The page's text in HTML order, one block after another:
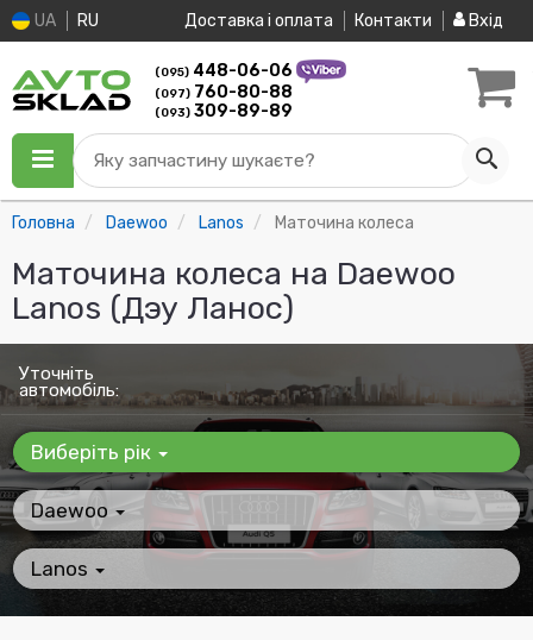
UA RU Доставка і оплата Контакти Вхід
(095) 448-06-06
(097) 760-80-88
(093) 309-89-89
Яку запчастину шукаєте?
Головна Daewoo Lanos Маточина колеса
Маточина колеса на Daewoo
Lanos (Дэу Ланос)
Уточніть
автомобіль:
Виберіть рік
Daewoo
Lanos